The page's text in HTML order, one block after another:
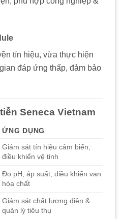
tín hiệu, vừa thực hiện
đáp ứng thấp, đảm bảo
Seneca Vietnam
ỨNG DỤNG
Giám sát tín hiệu cảm biến,
điều khiển vệ tinh
Đo pH, áp suất, điều khiển van
hóa chất
Giám sát chất lượng điện &
quản lý tiêu thụ